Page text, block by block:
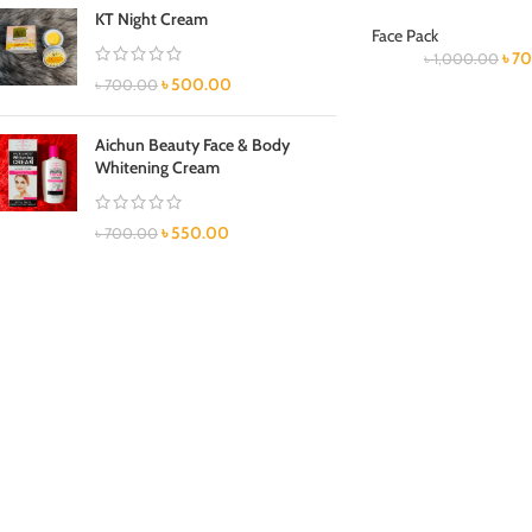
KT Night Cream
৳700.00 ৳500.00
Aichun Beauty Face & Body
Whitening Cream
৳700.00 ৳550.00
Face Pack
৳1,000.00 ৳